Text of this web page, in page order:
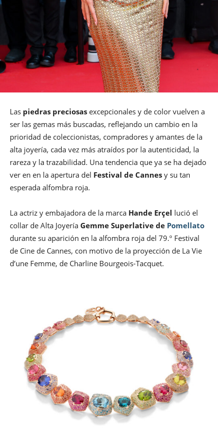
Las piedras preciosas excepcionales y de color vuelven a
ser las gemas más buscadas, reflejando un cambio en la
prioridad de coleccionistas, compradores y amantes de la
alta joyería, cada vez más atraídos por la autenticidad, la
rareza y la trazabilidad. Una tendencia que ya se ha dejado
ver en en la apertura del Festival de Cannes y su tan
esperada alfombra roja.
La actriz y embajadora de la marca Hande Erçel lució el
collar de Alta Joyería Gemme Superlative de Pomellato
durante su aparición en la alfombra roja del 79.º Festival
de Cine de Cannes, con motivo de la proyección de La Vie
d’une Femme, de Charline Bourgeois-Tacquet.